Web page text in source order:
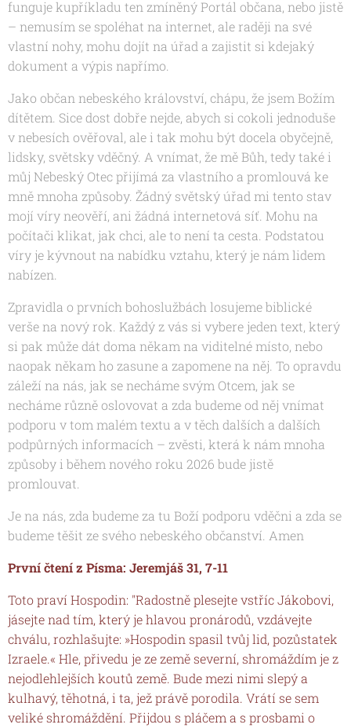
funguje kupříkladu ten zmíněný Portál občana, nebo jistě
– nemusím se spoléhat na internet, ale raději na své
vlastní nohy, mohu dojít na úřad a zajistit si kdejaký
dokument a výpis napřímo.
Jako občan nebeského království, chápu, že jsem Božím
dítětem. Sice dost dobře nejde, abych si cokoli jednoduše
v nebesích ověřoval, ale i tak mohu být docela obyčejně,
lidsky, světsky vděčný. A vnímat, že mě Bůh, tedy také i
můj Nebeský Otec přijímá za vlastního a promlouvá ke
mně mnoha způsoby. Žádný světský úřad mi tento stav
mojí víry neověří, ani žádná internetová síť. Mohu na
počítači klikat, jak chci, ale to není ta cesta. Podstatou
víry je kývnout na nabídku vztahu, který je nám lidem
nabízen.
Zpravidla o prvních bohoslužbách losujeme biblické
verše na nový rok. Každý z vás si vybere jeden text, který
si pak může dát doma někam na viditelné místo, nebo
naopak někam ho zasune a zapomene na něj. To opravdu
záleží na nás, jak se necháme svým Otcem, jak se
necháme různě oslovovat a zda budeme od něj vnímat
podporu v tom malém textu a v těch dalších a dalších
podpůrných informacích – zvěsti, která k nám mnoha
způsoby i během nového roku 2026 bude jistě
promlouvat.
Je na nás, zda budeme za tu Boží podporu vděčni a zda se
budeme těšit ze svého nebeského občanství. Amen
První čtení z Písma: Jeremjáš 31, 7-11
Toto praví Hospodin: "Radostně plesejte vstříc Jákobovi,
jásejte nad tím, který je hlavou pronárodů, vzdávejte
chválu, rozhlašujte: »Hospodin spasil tvůj lid, pozůstatek
Izraele.« Hle, přivedu je ze země severní, shromáždím je z
nejodlehlejších koutů země. Bude mezi nimi slepý a
kulhavý, těhotná, i ta, jež právě porodila. Vrátí se sem
veliké shromáždění. Přijdou s pláčem a s prosbami o